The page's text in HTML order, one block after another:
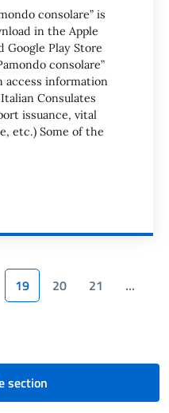
consolare” is
in the Apple
Google Play Store
consolare”
access information
Consulates
issuance, vital
etc.) Some of the
19 20 21
…
section